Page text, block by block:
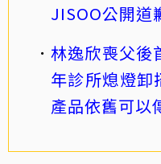
JISOO公開道
林逸欣喪父後
年診所熄燈
產品依舊可以